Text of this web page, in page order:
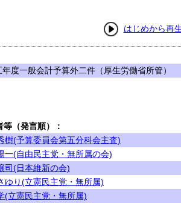
はじめから再
度一般会計予算外二件（厚生労働省所管）
（発言順）：
樹(予算委員会第五分科会主査)
一(自由民主党・無所属の会)
司(日本維新の会)
ゆり(立憲民主党・無所属)
(立憲民主党・無所属)